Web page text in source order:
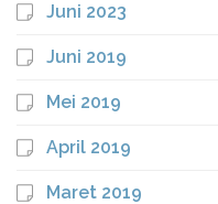
Juni 2023
Juni 2019
Mei 2019
April 2019
Maret 2019